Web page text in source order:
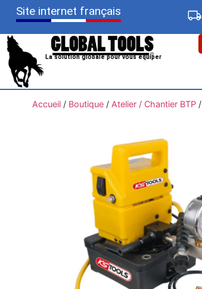
Site internet français
La solution globale pour vous équiper
Accueil/ Boutique/ Atelier / Chantier BTP/